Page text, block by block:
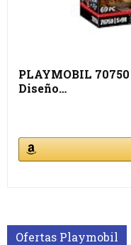
PLAYMOBIL
Diseño…
Ofertas Playmobil